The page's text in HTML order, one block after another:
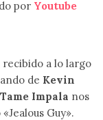
por Youtube
a lo largo
de Kevin
Tame Impala nos
Guy».